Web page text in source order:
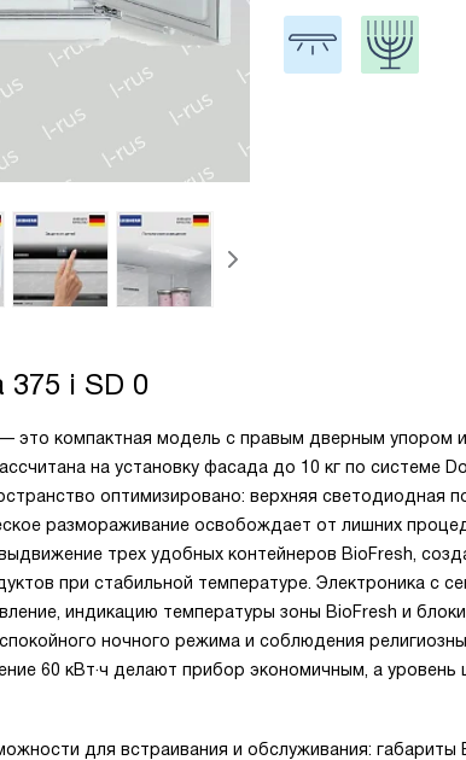
375 i SD 0
это компактная модель с правым дверным упором
на установку фасада до 10 кг по системе
оптимизировано: верхняя светодиодная
размораживание освобождает от лишних
трех удобных контейнеров BioFresh,
при стабильной температуре. Электроника с
индикацию температуры зоны BioFresh и
ночного режима и соблюдения
60 кВт·ч делают прибор экономичным, а уровень
для встраивания и обслуживания: